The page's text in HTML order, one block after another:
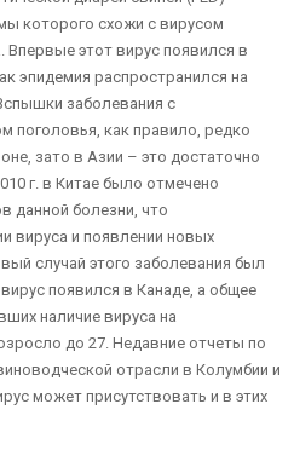
которого схожи с вирусом
Впервые этот вирус появился в
эпидемия распространился на
заболевания с
как правило, редко
зато в Азии – это достаточно
г. в Китае было отмечено
данной болезни, что
вируса и появлении новых
случай этого заболевания был
появился в Канаде, а общее
наличие вируса на
до 27. Недавние отчеты по
отрасли в Колумбии и
может присутствовать и в этих